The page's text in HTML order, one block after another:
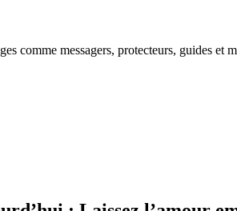
comme messagers, protecteurs, guides